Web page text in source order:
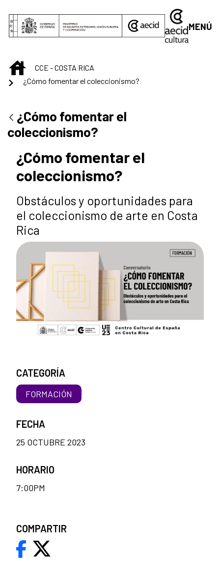
MENÚ
INICIO
CCE - COSTA RICA
¿Cómo fomentar el coleccionismo?
¿Cómo fomentar el
coleccionismo?
¿Cómo fomentar el
coleccionismo?
Obstáculos y oportunidades para
el coleccionismo de arte en Costa
Rica
CATEGORÍA
FORMACIÓN
FECHA
25 OCTUBRE 2023
HORARIO
7:00PM
COMPARTIR